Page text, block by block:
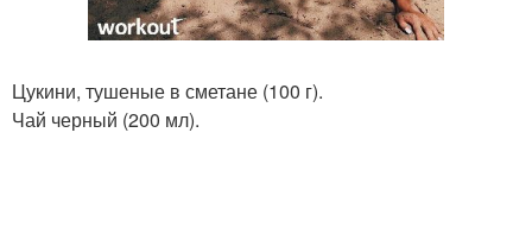
Цукини, тушеные в сметане (100 г).
Чай черный (200 мл).